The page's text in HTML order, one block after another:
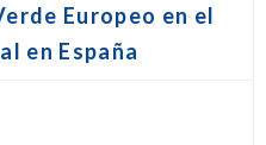
Europeo en el
en España